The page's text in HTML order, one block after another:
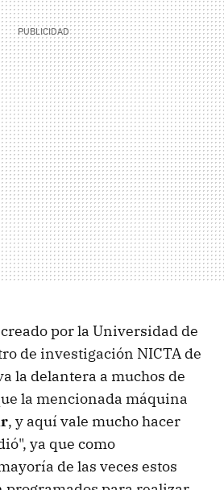
por la Universidad de
de investigación NICTA de
la delantera a muchos de
la mencionada máquina
, y aquí vale mucho hacer
ya que como
de las veces estos